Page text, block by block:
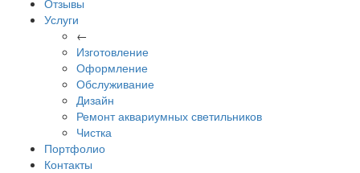
Отзывы
Услуги
←
Изготовление
Оформление
Обслуживание
Дизайн
Ремонт аквариумных светильников
Чистка
Портфолио
Контакты